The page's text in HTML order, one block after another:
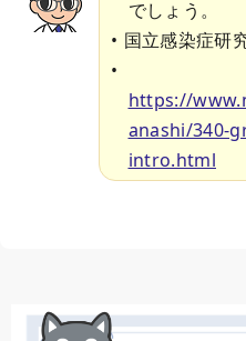
でしょう。
国立感染症研
https://
anashi/340-
intro.html